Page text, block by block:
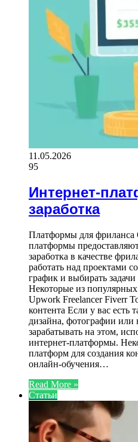
11.05.2026
95
Интернет-
заработка
Платформы для фриланса
платформы
заработка в качестве
работать над проектами
график и выбирать
Некоторые из
Upwork Freelancer Fiverr
контента Если у вас есть
дизайна, фотографии
зарабатывать на этом,
интернет-платформы.
платформ для создания
онлайн-обучения…
Read More »
Статьи